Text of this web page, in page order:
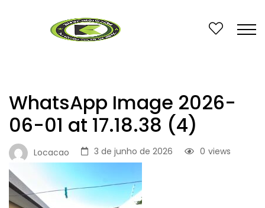
WhatsApp Image 2026-
06-01 at 17.18.38 (4)
Locacao 3 de junho de 2026 views
0